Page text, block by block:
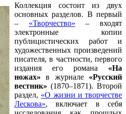
Коллекция состоит из двух
основных разделов. В первый
– «Творчество» – входят
электронные копии
публицистических работ и
художественных произведений
писателя, в частности, первого
издания его романа «На
ножах» в журнале «Русский
вестник» (1870–1871). Второй
раздел, «О жизни и творчестве
Лескова», включает в себя